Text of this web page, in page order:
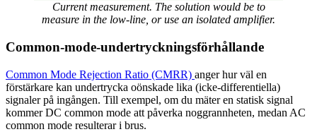
Current measurement. The solution would be to
measure in the low-line, or use an isolated amplifier.
Common-mode-undertryckningsförhållande
Common Mode Rejection Ratio (CMRR) anger hur väl en
förstärkare kan undertrycka oönskade lika (icke-differentiella)
signaler på ingången. Till exempel, om du mäter en statisk signal
kommer DC common mode att påverka noggrannheten, medan AC
common mode resulterar i brus.